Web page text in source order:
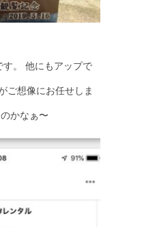
。 他にもアップで
ご想像にお任せしま
かなぁ〜